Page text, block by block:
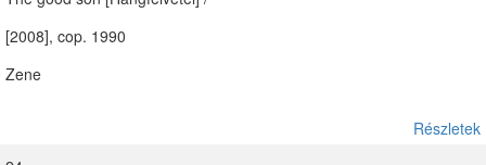
[2008], cop. 1990
Zene
Részletek